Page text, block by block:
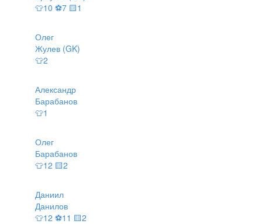
👕10 ⚽7 🟨1
Олег
Жулев (GK)
👕2
Александр
Барабанов
👕1
Олег
Барабанов
👕12 🟨2
Даниил
Данилов
👕12 ⚽11 🟨2